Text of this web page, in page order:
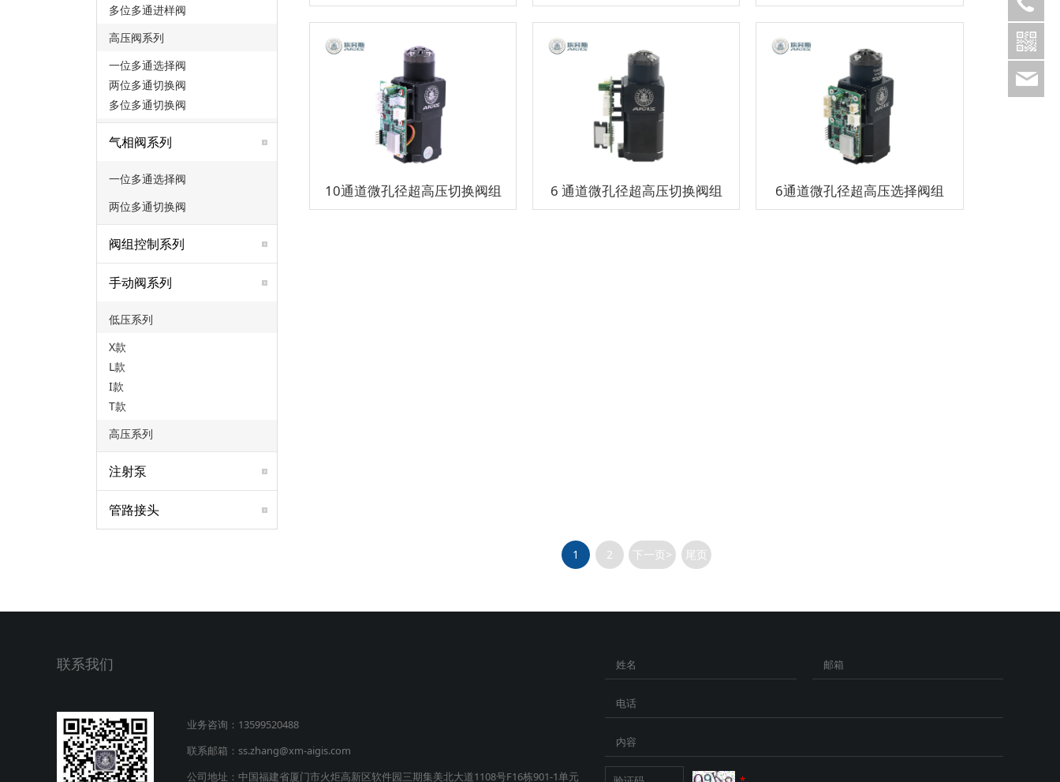
多位多通进样阀
高压阀系列
一位多通选择阀
两位多通切换阀
多位多通切换阀
气相阀系列
一位多通选择阀
两位多通切换阀
阀组控制系列
手动阀系列
低压系列
X款
L款
I款
T款
高压系列
注射泵
管路接头
10通道微孔径超高压切换阀组 6 通道微孔径超高压切换阀组 6通道微孔径超高压选择阀组
1 2 下一页> 尾页
联系我们
业务咨询：13599520488
联系邮箱：ss.zhang@xm-aigis.com
公司地址：中国福建省厦门市火炬高新区软件园三期集美北大道1108号F16栋901-1单元
姓名 邮箱
电话
内容